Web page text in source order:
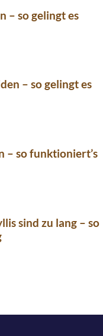
– so gelingt es
– so gelingt es
– so funktioniert’s
sind zu lang – so